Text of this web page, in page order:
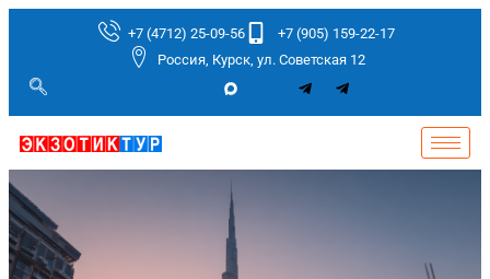
+7 (4712) 25-09-56
+7 (905) 159-22-17
Россия, Курск, ул. Советская 12